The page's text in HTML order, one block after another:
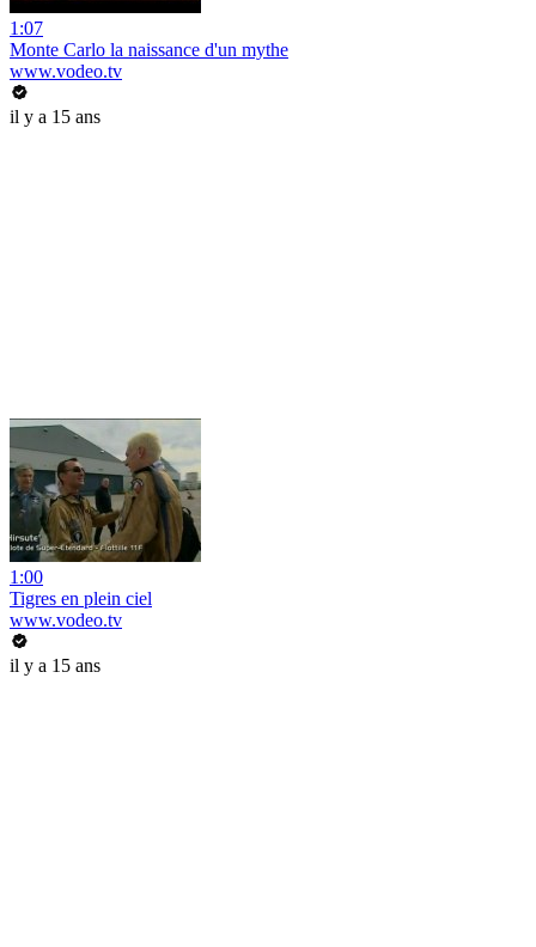
1:07
Monte Carlo la naissance d'un mythe
www.vodeo.tv
il y a 15 ans
1:00
Tigres en plein ciel
www.vodeo.tv
il y a 15 ans